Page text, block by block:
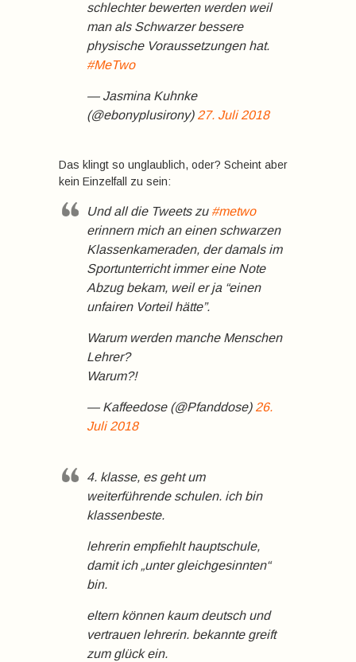
schlechter bewerten werden weil
man als Schwarzer bessere
physische Voraussetzungen hat.
#MeTwo
— Jasmina Kuhnke
(@ebonyplusirony) 27. Juli 2018
Das klingt so unglaublich, oder? Scheint aber
kein Einzelfall zu sein:
Und all die Tweets zu #metwo
erinnern mich an einen schwarzen
Klassenkameraden, der damals im
Sportunterricht immer eine Note
Abzug bekam, weil er ja “einen
unfairen Vorteil hätte”.
Warum werden manche Menschen
Lehrer?
Warum?!
— Kaffeedose (@Pfanddose) 26.
Juli 2018
4. klasse, es geht um
weiterführende schulen. ich bin
klassenbeste.
lehrerin empfiehlt hauptschule,
damit ich „unter gleichgesinnten“
bin.
eltern können kaum deutsch und
vertrauen lehrerin. bekannte greift
zum glück ein.